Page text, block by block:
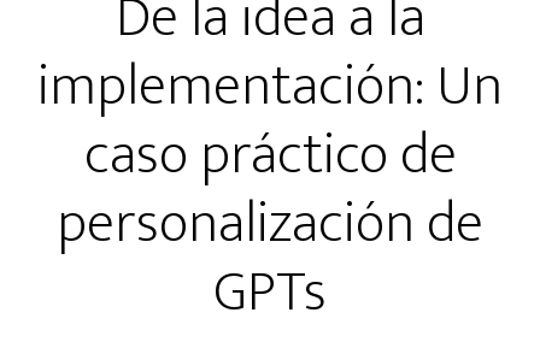
implementación: Un
caso práctico de
personalización de
GPTs